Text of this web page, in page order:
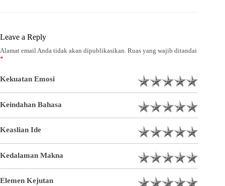
Leave a Reply
Alamat email Anda tidak akan dipublikasikan. Ruas yang wajib ditandai
*
Kekuatan Emosi
Keindahan Bahasa
Keaslian Ide
Kedalaman Makna
Elemen Kejutan